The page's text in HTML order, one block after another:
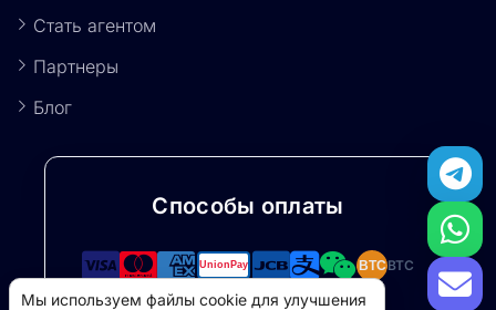
Стать агентом
Партнеры
Блог
Способы оплаты
BTCBTC
ETH USDT
Мы используем файлы cookie для улучшения